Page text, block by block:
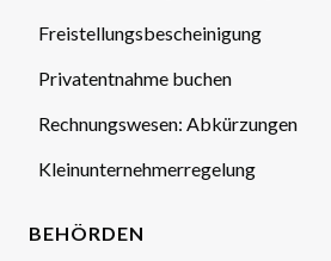
Freistellungsbescheinigung
Privatentnahme buchen
Rechnungswesen: Abkürzungen
Kleinunternehmerregelung
BEHÖRDEN